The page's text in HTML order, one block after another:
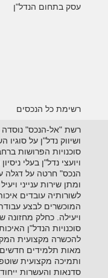
עסק בתחום הנדל"ן
רשימת כל הנכסים
סוכנויות הפרושות
ויועצי נדל"ן בעלי
הנכס" חרטה על דגלה
ומתן שירות ענייני
לשורותיה עובדים
המוכשרים לבצע
ויעילה. כחלק
סוכנויות הנדל"ן
להכשרה מקצועית
מאות תלמידים חדשים
ותמיכה מקצועית
סדנאות והעשרות